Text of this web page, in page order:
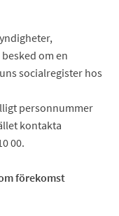
om en
socialregister hos
personnummer
kontakta
00.
förekomst